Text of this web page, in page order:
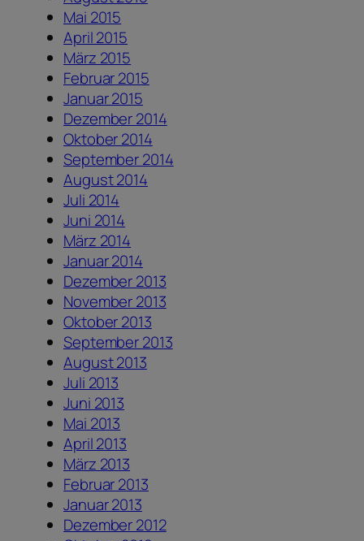
Mai 2015
April 2015
März 2015
Februar 2015
Januar 2015
Dezember 2014
Oktober 2014
September 2014
August 2014
Juli 2014
Juni 2014
März 2014
Januar 2014
Dezember 2013
November 2013
Oktober 2013
September 2013
August 2013
Juli 2013
Juni 2013
Mai 2013
April 2013
März 2013
Februar 2013
Januar 2013
Dezember 2012